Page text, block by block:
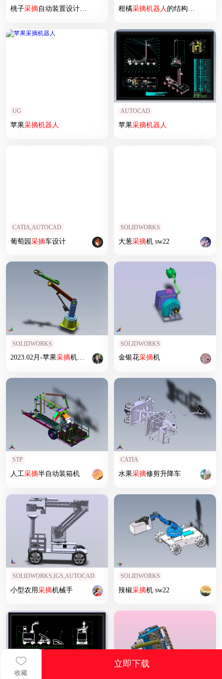
收藏
立即下载
桃子采摘自动装置设计及仿真- 机械手
柑橘采摘机器人的结构设计含CAD图纸加说明书
UG
苹果采摘机器人
AUTOCAD
苹果采摘机器人
CATIA,AUTOCAD
葡萄园采摘车设计
SOLIDWORKS
大葱采摘机 sw22
SOLIDWORKS
2023.02月-苹果采摘机械臂
SOLIDWORKS
金银花采摘机
STP
人工采摘半自动装箱机
CATIA
水果采摘修剪升降车
SOLIDWORKS,IGS,AUTOCAD
小型农用采摘机械手
SOLIDWORKS
辣椒采摘机 sw22